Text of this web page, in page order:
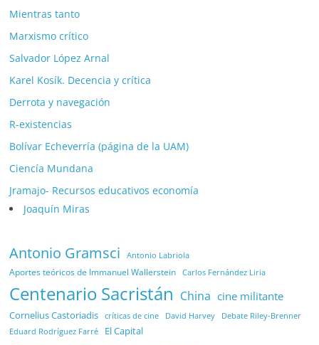
Mientras tanto
Marxismo crítico
Salvador López Arnal
Karel Kosík. Decencia y crítica
Derrota y navegación
R-existencias
Bolívar Echeverría (página de la UAM)
Ciencía Mundana
Jramajo- Recursos educativos economía
Joaquín Miras
Antonio Gramsci Antonio Labriola
Aportes teóricos de Immanuel Wallerstein Carlos Fernández Liria
Centenario Sacristán China cine militante
Cornelius Castoriadis críticas de cine David Harvey Debate Riley-Brenner
Eduard Rodríguez Farré El Capital